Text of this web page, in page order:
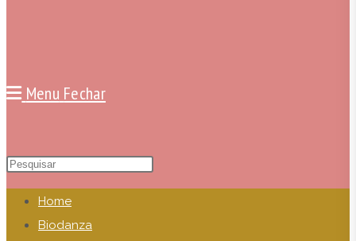
do
Menu Fechar
Pesquisar
neste
Pressione
a
Home
Biodanza